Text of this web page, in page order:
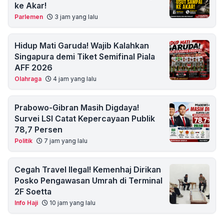
ke Akar!
Parlemen 3 jam yang lalu
Hidup Mati Garuda! Wajib Kalahkan
Singapura demi Tiket Semifinal Piala
AFF 2026
Olahraga 4 jam yang lalu
Prabowo-Gibran Masih Digdaya!
Survei LSI Catat Kepercayaan Publik
78,7 Persen
Politik 7 jam yang lalu
Cegah Travel Ilegal! Kemenhaj Dirikan
Posko Pengawasan Umrah di Terminal
2F Soetta
Info Haji 10 jam yang lalu